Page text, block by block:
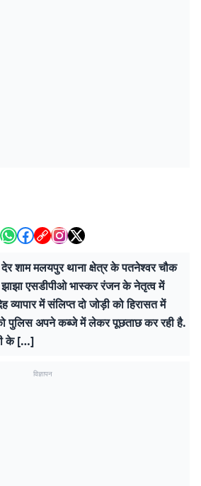
शाम मलयपुर थाना क्षेत्र के पतनेश्वर चौक
एसडीपीओ भास्कर रंजन के नेतृत्व में
व्यापार में संलिप्त दो जोड़ी को हिरासत में
को पुलिस अपने कब्जे में लेकर पूछताछ कर रही है.
के […]
विज्ञापन